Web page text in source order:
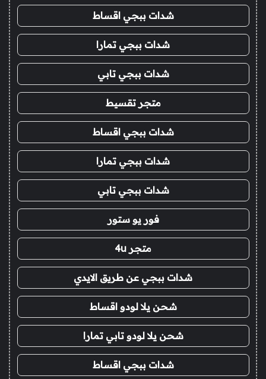
شدات ببجي اقساط
شدات ببجي تمارا
شدات ببجي تابي
متجر تقسيط
شدات ببجي اقساط
شدات ببجي تمارا
شدات ببجي تابي
فور يو ستور
متجر 4u
شدات ببجي عن طريق الايدي
شحن يلا لودو اقساط
شحن يلا لودو تابي تمارا
شدات ببجي اقساط